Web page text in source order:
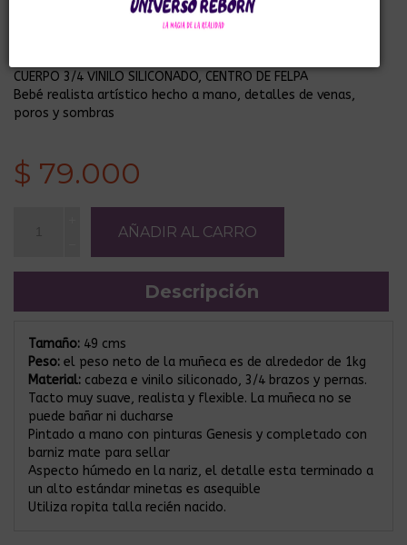
Modelo Lou Lou niña
CUERPO 3/4 VINILO SILICONADO, CENTRO DE FELPA
Bebé realista artístico hecho a mano, detalles de venas,
poros y sombras
$ 79.000
Descripción
Tamaño: 49 cms
Peso: el peso neto de la muñeca es de alrededor de 1kg
Material: cabeza e vinilo siliconado, 3/4 brazos y pernas.
Tacto muy suave, realista y flexible. La muñeca no se
puede bañar ni ducharse
Pintado a mano con pinturas Genesis y completado con
barniz mate para sellar
Aspecto húmedo en la nariz, el detalle esta terminado a
un alto estándar minetas es asequible
Utiliza ropita talla recién nacido.